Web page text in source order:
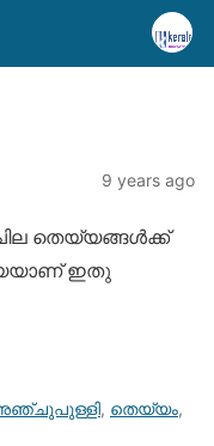
9 years ago
തെയ്യങ്ങള്‍ക്ക്
ഇതു
, തെയ്യം,